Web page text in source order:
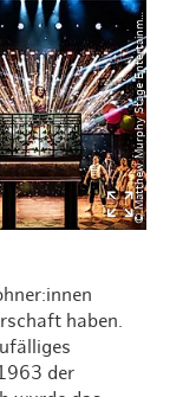
©
M
a
t
t
h
e
w
M
u
r
p
h
y
S
t
a
g
e
E
n
t
e
r
t
ai
n
m
e
n
t
haben.
der